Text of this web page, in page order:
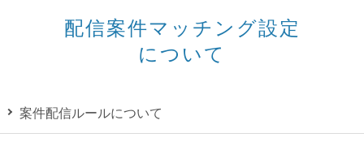
配信案件マッチング設定
について
案件配信ルールについて